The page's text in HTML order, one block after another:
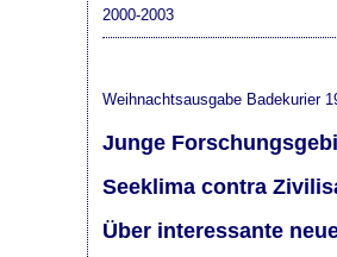
2000-2003
Weihnachtsausgabe Badekurier
Junge
Seeklima contra
Über interessante